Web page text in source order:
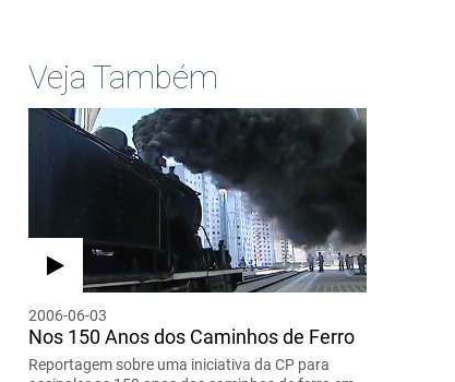
Veja Também
2006-06-03
Nos 150 Anos dos Caminhos de Ferro
Reportagem sobre uma iniciativa da CP para